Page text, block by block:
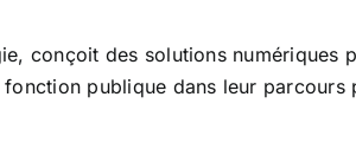
conçoit des solutions numériques
publique dans leur parcours